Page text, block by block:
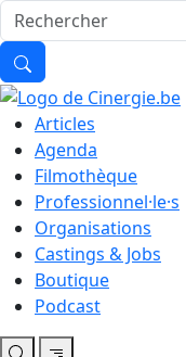
Articles
Agenda
Filmothèque
Professionnel·le·s
Organisations
Castings & Jobs
Boutique
Podcast